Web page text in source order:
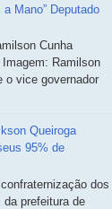
Mano” Deputado
Cunha
Imagem: Ramilson
o vice governador
Queiroga
95% de
dos
da prefeitura de